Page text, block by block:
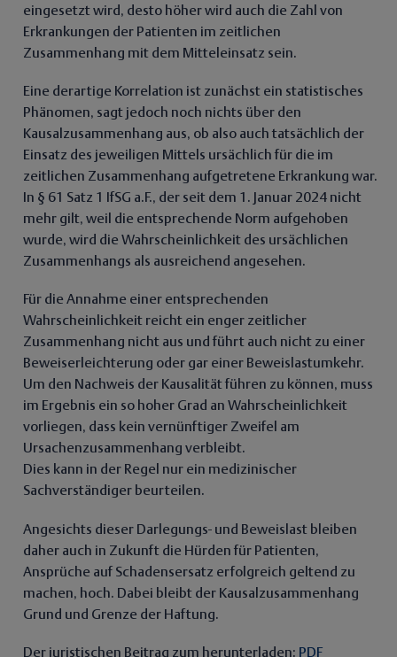
eingesetzt wird, desto höher wird auch die Zahl von
Erkrankungen der Patienten im zeitlichen
Zusammenhang mit dem Mitteleinsatz sein.
Eine derartige Korrelation ist zunächst ein statistisches
Phänomen, sagt jedoch noch nichts über den
Kausalzusammenhang aus, ob also auch tatsächlich der
Einsatz des jeweiligen Mittels ursächlich für die im
zeitlichen Zusammenhang aufgetretene Erkrankung war.
In § 61 Satz 1 IfSG a.F., der seit dem 1. Januar 2024 nicht
mehr gilt, weil die entsprechende Norm aufgehoben
wurde, wird die Wahrscheinlichkeit des ursächlichen
Zusammenhangs als ausreichend angesehen.
Für die Annahme einer entsprechenden
Wahrscheinlichkeit reicht ein enger zeitlicher
Zusammenhang nicht aus und führt auch nicht zu einer
Beweiserleichterung oder gar einer Beweislastumkehr.
Um den Nachweis der Kausalität führen zu können, muss
im Ergebnis ein so hoher Grad an Wahrscheinlichkeit
vorliegen, dass kein vernünftiger Zweifel am
Ursachenzusammenhang verbleibt.
Dies kann in der Regel nur ein medizinischer
Sachverständiger beurteilen.
Angesichts dieser Darlegungs- und Beweislast bleiben
daher auch in Zukunft die Hürden für Patienten,
Ansprüche auf Schadensersatz erfolgreich geltend zu
machen, hoch. Dabei bleibt der Kausalzusammenhang
Grund und Grenze der Haftung.
Der juristischen Beitrag zum herunterladen: PDF